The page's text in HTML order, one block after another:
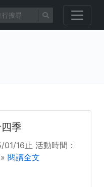
季
16止 活動時間：
閱讀全文